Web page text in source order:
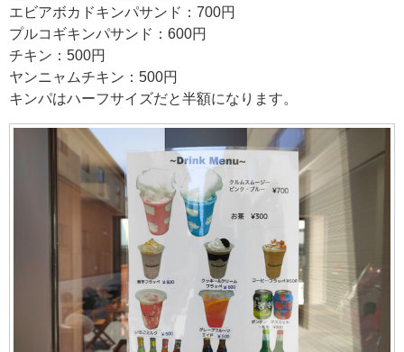
エビアボカドキンパサンド：700円
プルコギキンパサンド：600円
チキン：500円
ヤンニャムチキン：500円
キンパはハーフサイズだと半額になります。